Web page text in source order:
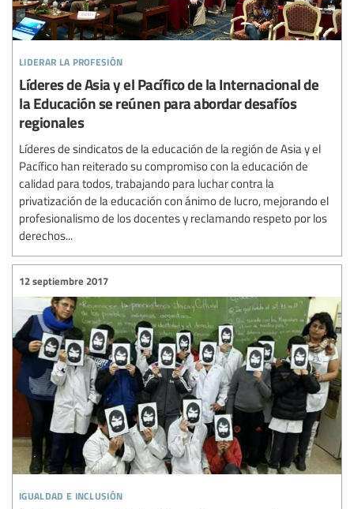
liderar la profesión
Líderes de Asia y el Pacífico de la Internacional de
la Educación se reúnen para abordar desafíos
regionales
Líderes de sindicatos de la educación de la región de Asia y el
Pacífico han reiterado su compromiso con la educación de
calidad para todos, trabajando para luchar contra la
privatización de la educación con ánimo de lucro, mejorando el
profesionalismo de los docentes y reclamando respeto por los
derechos...
igualdad e inclusión
12 septiembre 2017